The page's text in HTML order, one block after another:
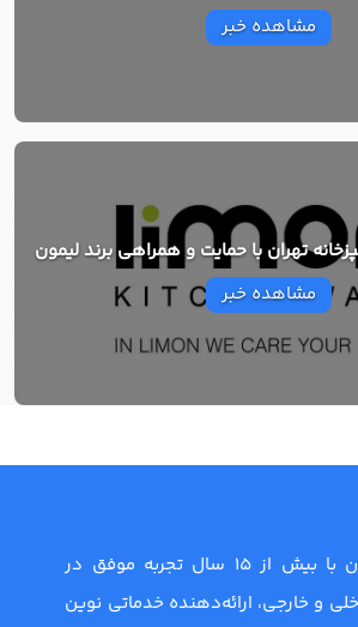
مشاهده خبر
تهران با حمایت و همراهی برند لیمون
مشاهده خبر
شرکت نمایشگاه سازان با بیش از 15 سال تجربه موفق در
و خارجی، ارائه‌دهنده خدماتی نوین